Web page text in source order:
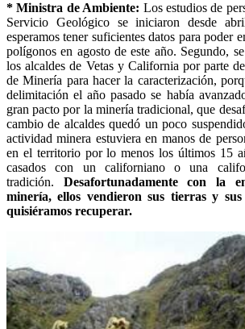
* Ministra de Ambiente: Los estudios de
Servicio Geológico se iniciaron desde
esperamos tener suficientes datos para poder
polígonos en agosto de este año. Segundo,
los alcaldes de Vetas y California por parte
de Minería para hacer la caracterización,
delimitación el año pasado se había
gran pacto por la minería tradicional, que
cambio de alcaldes quedó un poco
actividad minera estuviera en manos de
en el territorio por lo menos los últimos 15
casados con un californiano o una
tradición. Desafortunadamente con la
minería, ellos vendieron sus tierras y
quisiéramos recuperar.